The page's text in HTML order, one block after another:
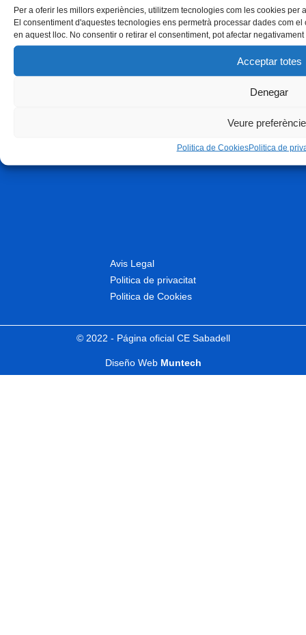
Per a oferir les millors experiències, utilitzem tecnologies com les cookies
El consentiment d'aquestes tecnologies ens permetrà processar dades com
en aquest lloc. No consentir o retirar el consentiment, pot afectar
Acceptar totes
Denegar
Veure
Politica de CookiesPolitica de
Avis Legal
Politica de privacitat
Politica de Cookies
© 2022 - Página oficial CE Sabadell
Diseño Web Muntech